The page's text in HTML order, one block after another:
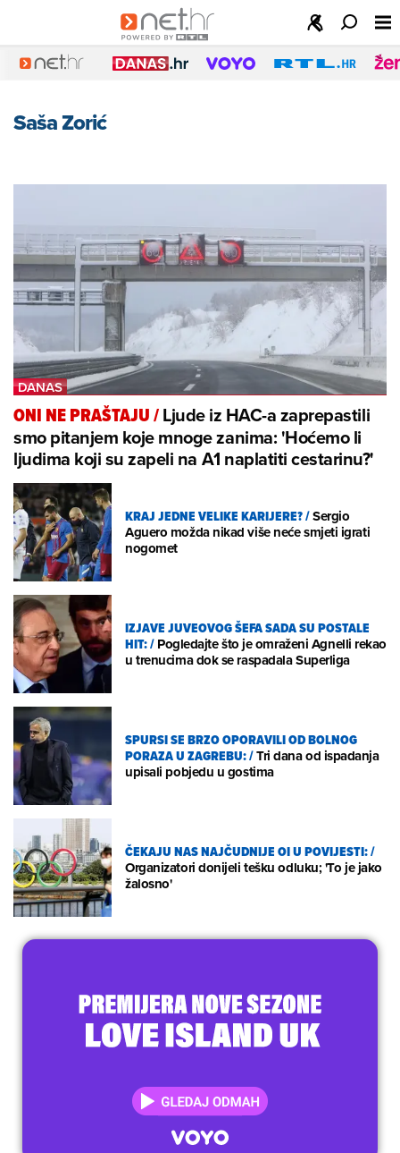
Saša Zorić
ONI NE PRAŠTAJU/Ljude iz HAC-a zaprepastili
smo pitanjem koje mnoge zanima: 'Hoćemo li
ljudima koji su zapeli na A1 naplatiti cestarinu?'
KRAJ JEDNE VELIKE KARIJERE?/Sergio
Aguero možda nikad više neće smjeti igrati
nogomet
IZJAVE JUVEOVOG ŠEFA SADA SU POSTALE
HIT:/Pogledajte što je omraženi Agnelli rekao
u trenucima dok se raspadala Superliga
SPURSI SE BRZO OPORAVILI OD BOLNOG
PORAZA U ZAGREBU:/Tri dana od ispadanja
upisali pobjedu u gostima
ČEKAJU NAS NAJČUDNIJE OI U POVIJESTI:/
Organizatori donijeli tešku odluku; 'To je jako
žalosno'